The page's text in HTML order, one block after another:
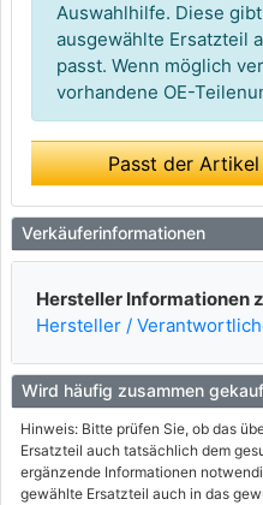
Auswahlhilfe. Diese
ausgewählte Ersatzteil
passt. Wenn möglich
vorhandene OE-
Passt der
Verkäuferinformationen
Hersteller Informationen
Hersteller /
Wird häufig zusammen
Hinweis: Bitte prüfen Sie, ob das
Ersatzteil auch tatsächlich dem
ergänzende Informationen
gewählte Ersatzteil auch in das